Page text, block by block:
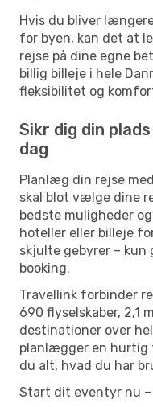
Hvis du bliver
for byen, kan det at
rejse på dine egne
billig billeje i hele
fleksibilitet og
Sikr dig din
dag
Planlæg din rejse
skal blot vælge dine
bedste muligheder
hoteller eller billeje
skjulte gebyrer – kun
booking.
Travellink forbinder
690 flyselskaber, 2,1
destinationer over
planlægger en hurtig
du alt, hvad du har
Start dit eventyr nu